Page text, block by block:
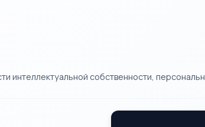
собственности,